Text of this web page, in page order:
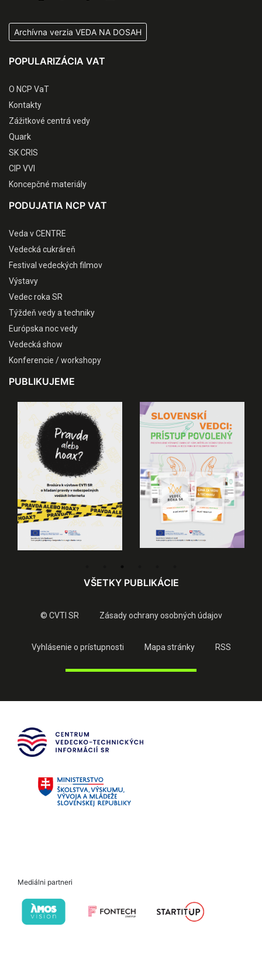
Archívna verzia VEDA NA DOSAH
POPULARIZÁCIA VAT
O NCP VaT
Kontakty
Zážitkové centrá vedy
Quark
SK CRIS
CIP VVI
Koncepčné materiály
PODUJATIA NCP VAT
Veda v CENTRE
Vedecká cukráreň
Festival vedeckých filmov
Výstavy
Vedec roka SR
Týždeň vedy a techniky
Európska noc vedy
Vedecká show
Konferencie / workshopy
PUBLIKUJEME
VŠETKY PUBLIKÁCIE
© CVTI SR Zásady ochrany osobných údajov
Vyhlásenie o prístupnosti Mapa stránky RSS
Mediálni partneri